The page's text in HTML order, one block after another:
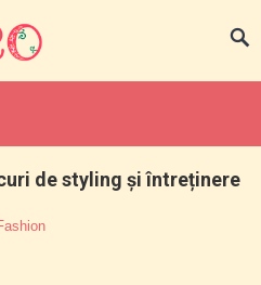
de styling și întreținere